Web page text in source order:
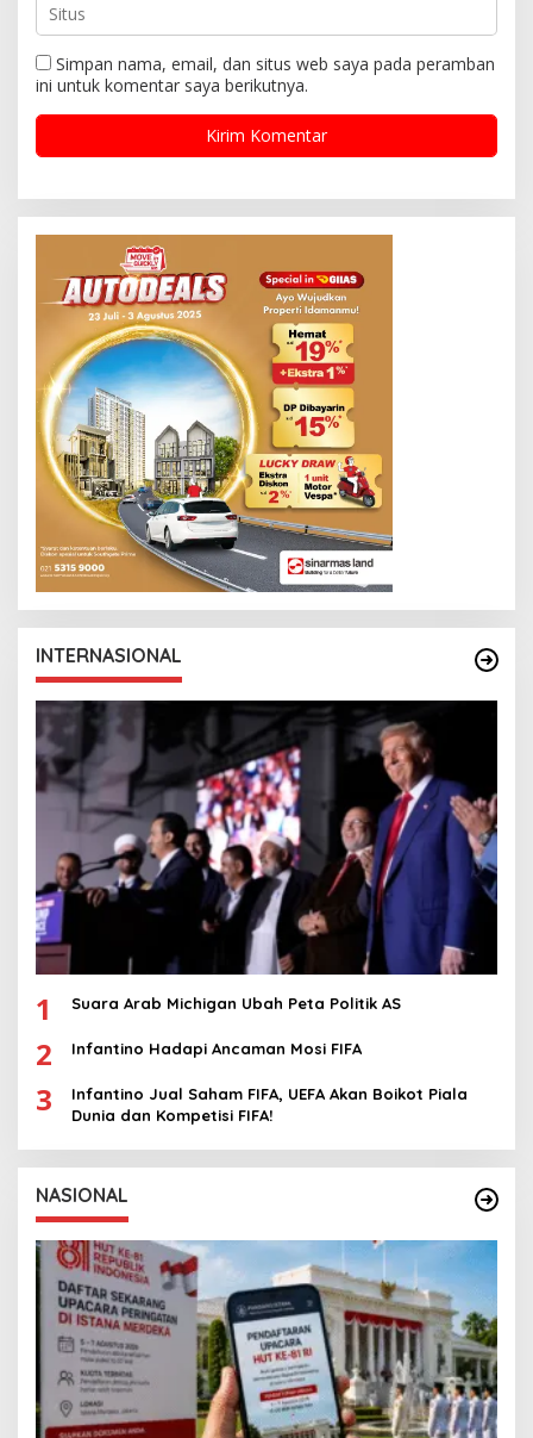
Simpan nama, email, dan situs web saya pada peramban
ini untuk komentar saya berikutnya.
INTERNASIONAL
1 Suara Arab Michigan Ubah Peta Politik AS
2 Infantino Hadapi Ancaman Mosi FIFA
3
Infantino Jual Saham FIFA, UEFA Akan Boikot Piala
Dunia dan Kompetisi FIFA!
NASIONAL